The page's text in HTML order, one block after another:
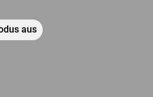
aus